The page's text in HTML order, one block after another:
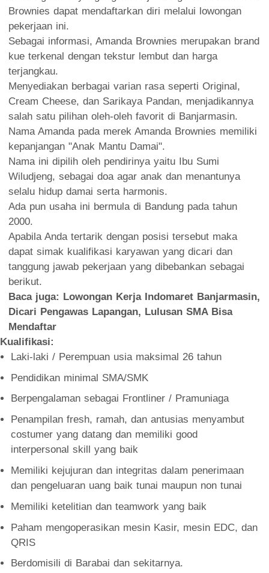
Brownies dapat mendaftarkan diri melalui lowongan
pekerjaan ini.
Sebagai informasi, Amanda Brownies merupakan brand
kue terkenal dengan tekstur lembut dan harga
terjangkau.
Menyediakan berbagai varian rasa seperti Original,
Cream Cheese, dan Sarikaya Pandan, menjadikannya
salah satu pilihan oleh-oleh favorit di Banjarmasin.
Nama Amanda pada merek Amanda Brownies memiliki
kepanjangan "Anak Mantu Damai".
Nama ini dipilih oleh pendirinya yaitu Ibu Sumi
Wiludjeng, sebagai doa agar anak dan menantunya
selalu hidup damai serta harmonis.
Ada pun usaha ini bermula di Bandung pada tahun
2000.
Apabila Anda tertarik dengan posisi tersebut maka
dapat simak kualifikasi karyawan yang dicari dan
tanggung jawab pekerjaan yang dibebankan sebagai
berikut.
Baca juga: Lowongan Kerja Indomaret Banjarmasin,
Dicari Pengawas Lapangan, Lulusan SMA Bisa
Mendaftar
Kualifikasi:
Laki-laki / Perempuan usia maksimal 26 tahun
Pendidikan minimal SMA/SMK
Berpengalaman sebagai Frontliner / Pramuniaga
Penampilan fresh, ramah, dan antusias menyambut
costumer yang datang dan memiliki good
interpersonal skill yang baik
Memiliki kejujuran dan integritas dalam penerimaan
dan pengeluaran uang baik tunai maupun non tunai
Memiliki ketelitian dan teamwork yang baik
Paham mengoperasikan mesin Kasir, mesin EDC, dan
QRIS
Berdomisili di Barabai dan sekitarnya.